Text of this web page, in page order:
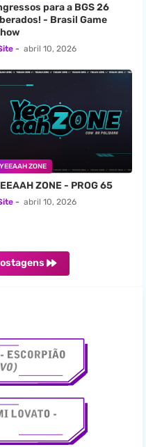
para a BGS 26
- Brasil Game
abril 10, 2026
YEEAAH ZONE
ZONE - PROG 65
abril 10, 2026